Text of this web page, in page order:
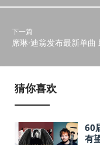
下一篇
席琳·迪翁发布最新单曲
猜你喜欢
60
有